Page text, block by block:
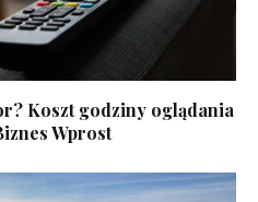
Koszt godziny oglądania
Wprost